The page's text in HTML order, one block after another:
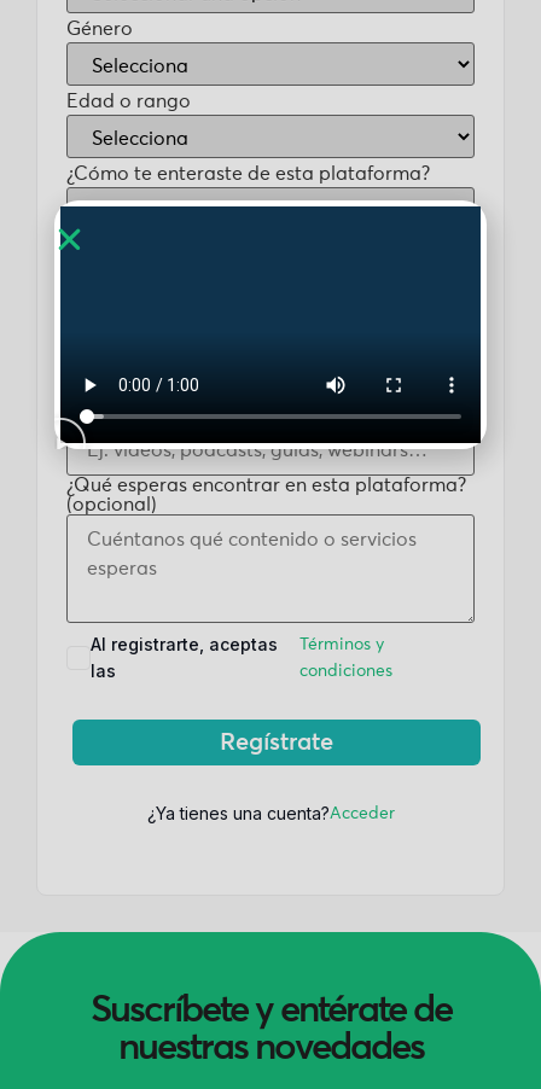
Género
Edad o rango
¿Cómo te enteraste de esta plataforma?
Propósito del uso de la plataforma
Formato(s) de contenido preferidos
(opcional)
¿Qué esperas encontrar en esta plataforma?
(opcional)
Al registrarte, aceptas
las
Términos y
condiciones
Regístrate
¿Ya tienes una cuenta?Acceder
Suscríbete y entérate de
nuestras novedades